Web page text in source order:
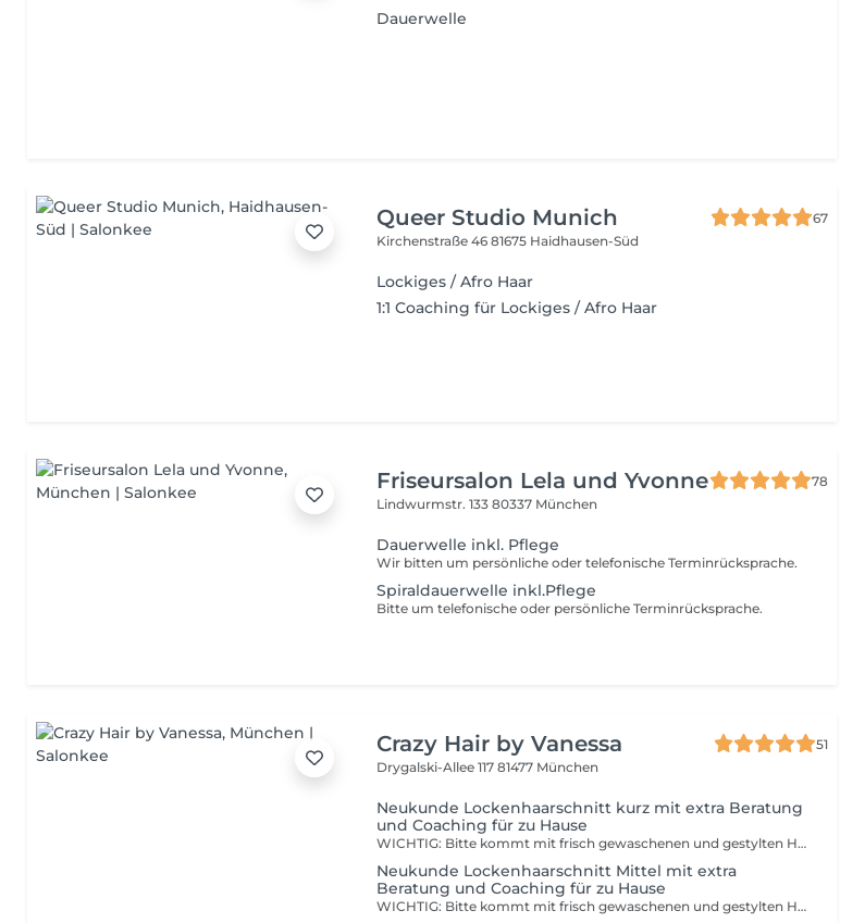
Dauerwelle
Queer Studio Munich
67
Kirchenstraße 4681675 Haidhausen-Süd
Lockiges / Afro Haar
1:1 Coaching für Lockiges / Afro Haar
Friseursalon Lela und Yvonne
78
Lindwurmstr. 13380337 München
Dauerwelle inkl. Pflege
Wir bitten um persönliche oder telefonische Terminrücksprache.
Spiraldauerwelle inkl.Pflege
Bitte um telefonische oder persönliche Terminrücksprache.
Crazy Hair by Vanessa
51
Drygalski-Allee 11781477 München
Neukunde Lockenhaarschnitt kurz mit extra Beratung
und Coaching für zu Hause
WICHTIG: Bitte kommt mit frisch gewaschenen und gestylten Haaren (1-2 Tage), mit deiner normalen Lockenroutine, da wir im trockenen schneiden und auf die jeweilige Haarstruktur besser eingehen können, bitte nicht mit Zopf, Halfbuns oder mit geglättenten Haaren kommen!
Neukunde Lockenhaarschnitt Mittel mit extra
Beratung und Coaching für zu Hause
WICHTIG: Bitte kommt mit frisch gewaschenen und gestylten Haaren (1-2 Tage), mit deiner normalen Lockenroutine, da wir im trockenen schneiden und auf die jeweilige Haarstruktur besser eingehen können, bitte nicht mit Zopf, Halfbuns oder mit geglättenten Haaren kommen!